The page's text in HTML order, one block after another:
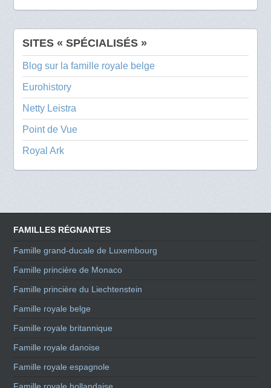
SITES « SPÉCIALISÉS »
Blog sur la famille royale belge
Eurohistory
Netty Leistra
Point de Vue
Royal Ark
FAMILLES RÉGNANTES
Famille grand-ducale de Luxembourg
Famille princière de Monaco
Famille princière du Liechtenstein
Famille royale belge
Famille royale britannique
Famille royale danoise
Famille royale espagnole
Famille royale hollandaise